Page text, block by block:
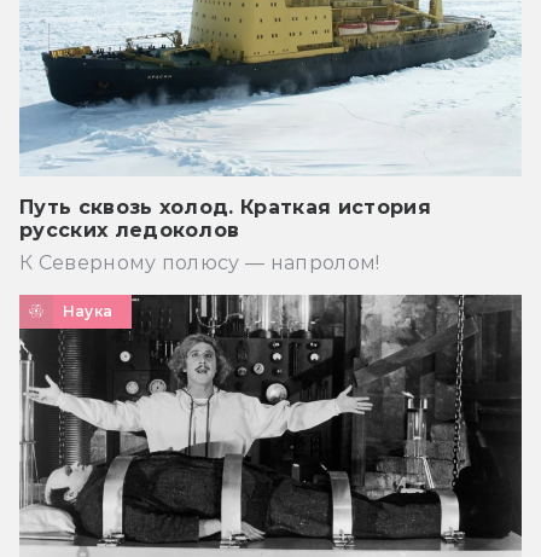
Путь сквозь холод. Краткая история
русских ледоколов
К Северному полюсу — напролом!
Наука